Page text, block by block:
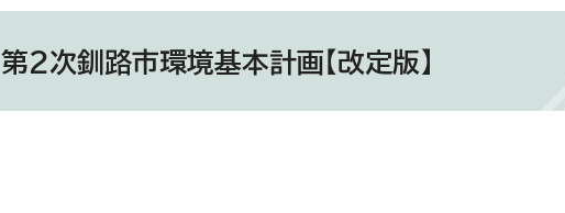
第2次釧路市環境基本計画【改定版】